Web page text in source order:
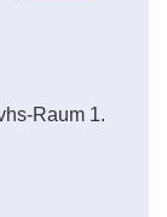
Raum 1.